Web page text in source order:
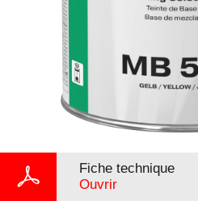
Fiche technique
Ouvrir